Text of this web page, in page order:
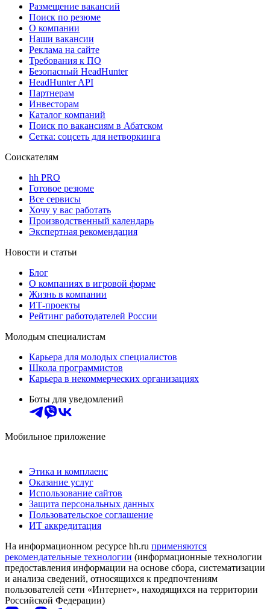
Размещение вакансий
Поиск по резюме
О компании
Наши вакансии
Реклама на сайте
Требования к ПО
Безопасный HeadHunter
HeadHunter API
Партнерам
Инвесторам
Каталог компаний
Поиск по вакансиям в Абатском
Сетка: соцсеть для нетворкинга
Соискателям
hh PRO
Готовое резюме
Все сервисы
Хочу у вас работать
Производственный календарь
Экспертная рекомендация
Новости и статьи
Блог
О компаниях в игровой форме
Жизнь в компании
ИТ-проекты
Рейтинг работодателей России
Молодым специалистам
Карьера для молодых специалистов
Школа программистов
Карьера в некоммерческих организациях
Боты для уведомлений
Мобильное приложение
Этика и комплаенс
Оказание услуг
Использование сайтов
Защита персональных данных
Пользовательское соглашение
ИТ аккредитация
На информационном ресурсе hh.ru применяются
рекомендательные технологии (информационные технологии
предоставления информации на основе сбора, систематизации
и анализа сведений, относящихся к предпочтениям
пользователей сети «Интернет», находящихся на территории
Российской Федерации)